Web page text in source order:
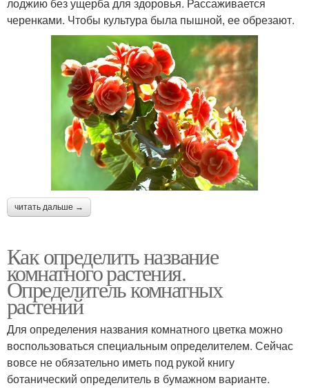
лоджию без ущерба для здоровья. Рассаживается
черенками. Чтобы культура была пышной, ее обрезают.
читать дальше →
Как определить название
комнатного растения.
Определитель комнатных
растений
Для определения названия комнатного цветка можно
воспользоваться специальным определителем. Сейчас
вовсе не обязательно иметь под рукой книгу
ботанический определитель в бумажном варианте.